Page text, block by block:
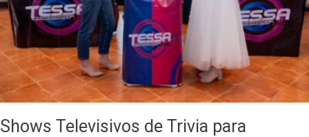
Shows Televisivos de Trivia para